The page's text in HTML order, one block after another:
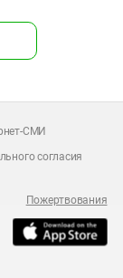
СМИ
согласия
Пожертвования